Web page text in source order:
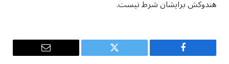
هندوکش برایشان شرط نیست.
Facebook
Twitter
Email